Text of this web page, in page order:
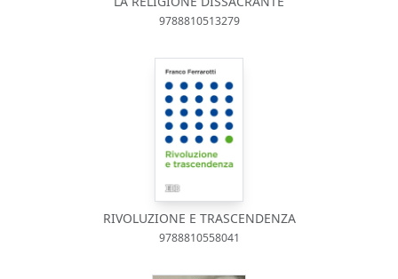
9788810513279
RIVOLUZIONE E TRASCENDENZA
9788810558041